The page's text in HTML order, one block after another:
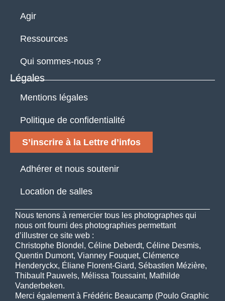
Agir
Ressources
Qui sommes-nous ?
Légales
Mentions légales
Politique de confidentialité
S’inscrire à la Lettre d’infos
Adhérer et nous soutenir
Location de salles
Nous tenons à remercier tous les photographes qui
nous ont fourni des photographies permettant
d’illustrer ce site web :
Christophe Blondel, Céline Deberdt, Céline Desmis,
Quentin Dumont, Vianney Fouquet, Clémence
Henderyckx, Éliane Florent-Giard, Sébastien Mézière,
Thibault Pauwels, Mélissa Toussaint, Mathilde
Vanderbeken.
Merci également à Frédéric Beaucamp (Poulo Graphic